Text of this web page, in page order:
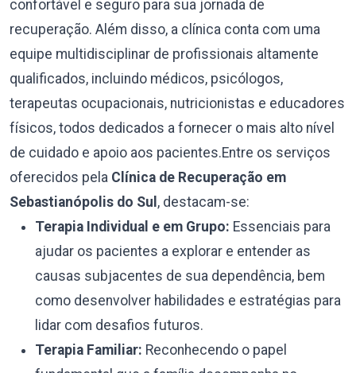
confortável e seguro para sua jornada de
recuperação. Além disso, a clínica conta com uma
equipe multidisciplinar de profissionais altamente
qualificados, incluindo médicos, psicólogos,
terapeutas ocupacionais, nutricionistas e educadores
físicos, todos dedicados a fornecer o mais alto nível
de cuidado e apoio aos pacientes.Entre os serviços
oferecidos pela Clínica de Recuperação em
Sebastianópolis do Sul , destacam-se:
Terapia Individual e em Grupo: Essenciais para
ajudar os pacientes a explorar e entender as
causas subjacentes de sua dependência, bem
como desenvolver habilidades e estratégias para
lidar com desafios futuros.
Terapia Familiar: Reconhecendo o papel